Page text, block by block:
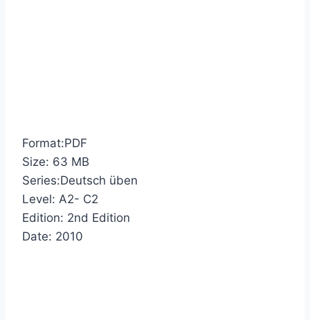
Format:PDF
Size: 63 МB
Series:Deutsch üben
Level: A2- C2
Edition: 2nd Edition
Date: 2010